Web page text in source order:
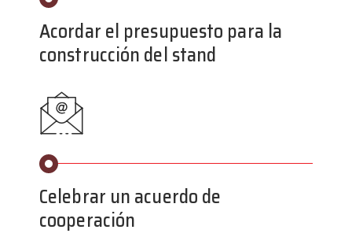
Acordar el presupuesto para la
construcción del stand
Celebrar un acuerdo de
cooperación